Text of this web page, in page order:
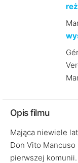
Opis filmu
Mająca niewiele
Don Vito
pierwszej